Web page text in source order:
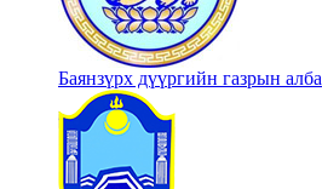
Баянзүрх дүүргийн газрын алба